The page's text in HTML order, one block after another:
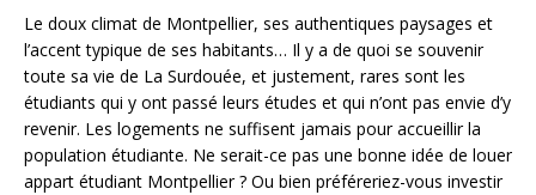
Le doux climat de Montpellier, ses authentiques paysages et
l’accent typique de ses habitants… Il y a de quoi se souvenir
toute sa vie de La Surdouée, et justement, rares sont les
étudiants qui y ont passé leurs études et qui n’ont pas envie d’y
revenir. Les logements ne suffisent jamais pour accueillir la
population étudiante. Ne serait-ce pas une bonne idée de louer
appart étudiant Montpellier ? Ou bien préféreriez-vous investir